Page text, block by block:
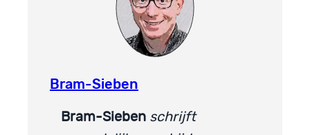
Bram-Sieben
Bram-Sieben schrijft